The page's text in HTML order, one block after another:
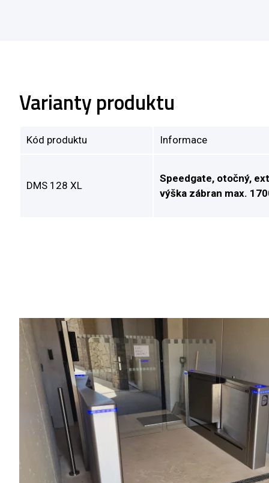
Varianty produktu
Kód produktu Informace
DMS 128 XL
Speedgate, otočný,
výška zábran max.